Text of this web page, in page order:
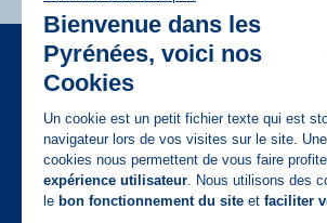
Disponible sur
App Store